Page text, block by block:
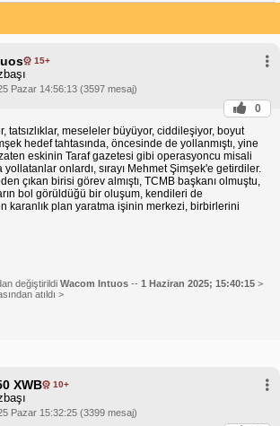
15+
Pazar 14:56:13 (3597 mesaj)
0
tatsızlıklar, meseleler büyüyor, ciddileşiyor, boyut
hedef tahtasında, öncesinde de yollanmıştı, yine
eskinin Taraf gazetesi gibi operasyoncu misali
yollatanlar onlardı, sırayı Mehmet Şimşek'e getirdiler.
çıkan birisi görev almıştı, TCMB başkanı olmuştu,
bol görüldüğü bir oluşum, kendileri de
karanlık plan yaratma işinin merkezi, birbirlerini
değiştirildi Wacom Intuos -- 1 Haziran 2025; 15:40:15 >
atıldı >
XWB 10+
Pazar 15:32:25 (3399 mesaj)